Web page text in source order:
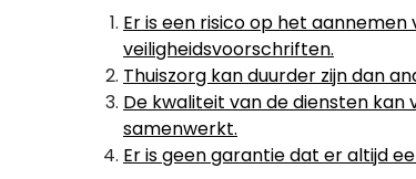
Er is een risico op het
veiligheidsvoorschriften.
Thuiszorg kan duurder zijn dan
De kwaliteit van de diensten
samenwerkt.
Er is geen garantie dat er altijd